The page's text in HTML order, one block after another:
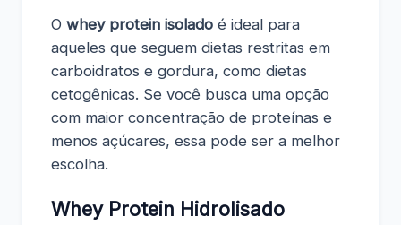
O whey protein isolado é ideal para
aqueles que seguem dietas restritas em
carboidratos e gordura, como dietas
cetogênicas. Se você busca uma opção
com maior concentração de proteínas e
menos açúcares, essa pode ser a melhor
escolha.
Whey Protein Hidrolisado